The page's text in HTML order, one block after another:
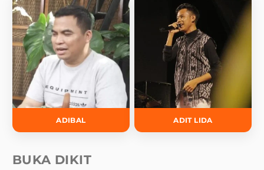
ADIBAL ADIT LIDA
BUKA DIKIT